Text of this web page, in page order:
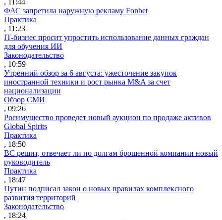
ФАС запретила наружную рекламу Fonbet
Практика
, 11:23
IT-бизнес просит упростить использование данных граждан
для обучения ИИ
Законодательство
, 10:59
Утренний обзор за 6 августа: ужесточение закупок
иностранной техники и рост рынка M&A за счет
национализации
Обзор СМИ
, 09:26
Росимущество проведет новый аукцион по продаже активов
Global Spirits
Практика
, 18:50
ВС решит, отвечает ли по долгам брошенной компании новый
руководитель
Практика
, 18:47
Путин подписал закон о новых правилах комплексного
развития территорий
Законодательство
, 18:24